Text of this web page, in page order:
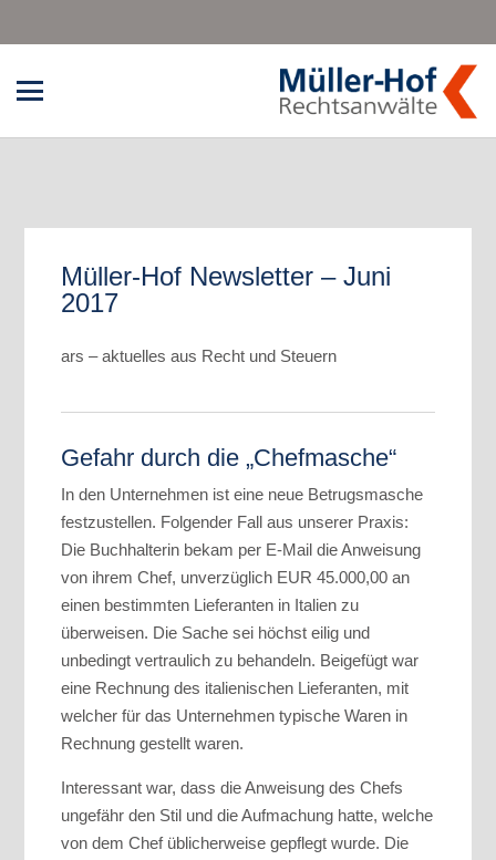
Müller-Hof Newsletter – Juni
2017
ars – aktuelles aus Recht und Steuern
Gefahr durch die „Chefmasche“
In den Unternehmen ist eine neue Betrugsmasche
festzustellen. Folgender Fall aus unserer Praxis:
Die Buchhalterin bekam per E-Mail die Anweisung
von ihrem Chef, unverzüglich EUR 45.000,00 an
einen bestimmten Lieferanten in Italien zu
überweisen. Die Sache sei höchst eilig und
unbedingt vertraulich zu behandeln. Beigefügt war
eine Rechnung des italienischen Lieferanten, mit
welcher für das Unternehmen typische Waren in
Rechnung gestellt waren.
Interessant war, dass die Anweisung des Chefs
ungefähr den Stil und die Aufmachung hatte, welche
von dem Chef üblicherweise gepflegt wurde. Die